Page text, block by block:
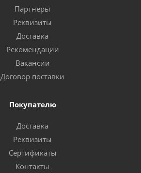
Партнеры
Реквизиты
Доставка
Рекомендации
Вакансии
Договор поставки
Покупателю
Доставка
Реквизиты
Сертификаты
Контакты